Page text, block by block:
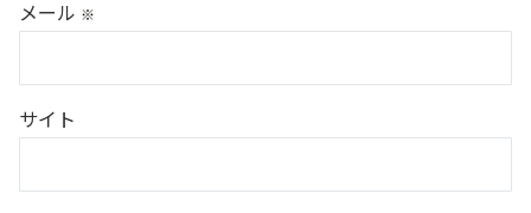
メール ※
サイト